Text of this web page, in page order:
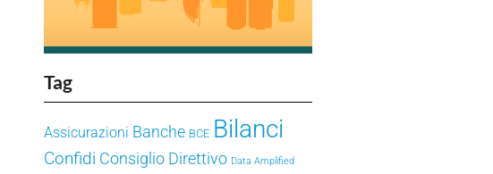
Tag
Assicurazioni Banche BCE Bilanci
Confidi Consiglio Direttivo Data Amplified